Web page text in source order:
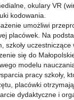
okulary VR
kodowania.
umożliwi
placówek. Na
szkoły uczestniczące
się do
modelu
pracy szkoły,
placówki
dydaktyczne i